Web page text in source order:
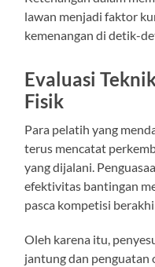
lawan menjadi faktor
kemenangan di detik-
Evaluasi
Fisik
Para pelatih yang
terus mencatat
yang dijalani.
efektivitas bantingan
pasca kompetisi
Oleh karena itu,
jantung dan penguatan